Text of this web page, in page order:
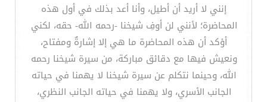
إنني لا أريد أن أطيل، وأنا أعد بذلك في أول هذه
المحاضرة؛ لأنني لن أوفِ شيخنا -رحمه الله- حقه، لكني
أؤكد أن هذه المحاضرة ما هي إلا إشارةٌ ومفتاح،
ونعيش فيها مع دقائق مباركة، من سيرة شيخنا رحمه
الله، وحينما نتكلم عن سيرة شيخنا لا يهمنا في حياته
الجانب الأسري، ولا يهمنا في حياته الجانب النظري،